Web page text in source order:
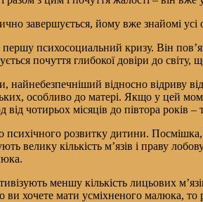
завершується, йому вже знайомі усі
психосоциальний кризу. Він
почуття глибокої довіри до
відносно відриву
особливо до матері. Якщо у цей
чотирьох місяців до півтора
психічного розвитку дитини.
велику кількість м’язів і праву
меншу кількість лицьових
хочете мати усміхненого малюка, то